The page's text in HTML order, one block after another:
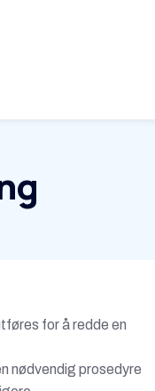
for å redde en
nødvendig prosedyre